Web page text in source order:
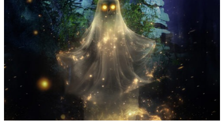
L
T
U
R
-
B
O
G